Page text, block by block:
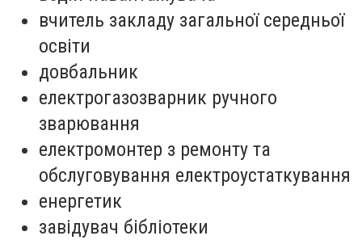
вчитель закладу загальної середньої
освіти
довбальник
електрогазозварник ручного
зварювання
електромонтер з ремонту та
обслуговування електроустаткування
енергетик
завідувач бібліотеки